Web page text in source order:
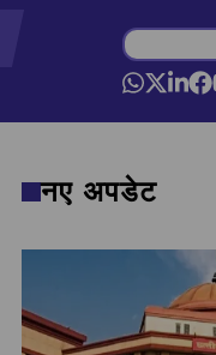
नए अपडेट